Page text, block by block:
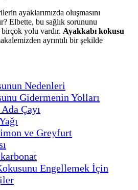
ayaklarımızda oluşmasını
Elbette, bu sağlık sorununu
yolu vardır. Ayakkabı kokusu
ayrıntılı bir şekilde
Nedenleri
Gidermenin Yolları
Çayı
ve Greyfurt
Engellemek İçin